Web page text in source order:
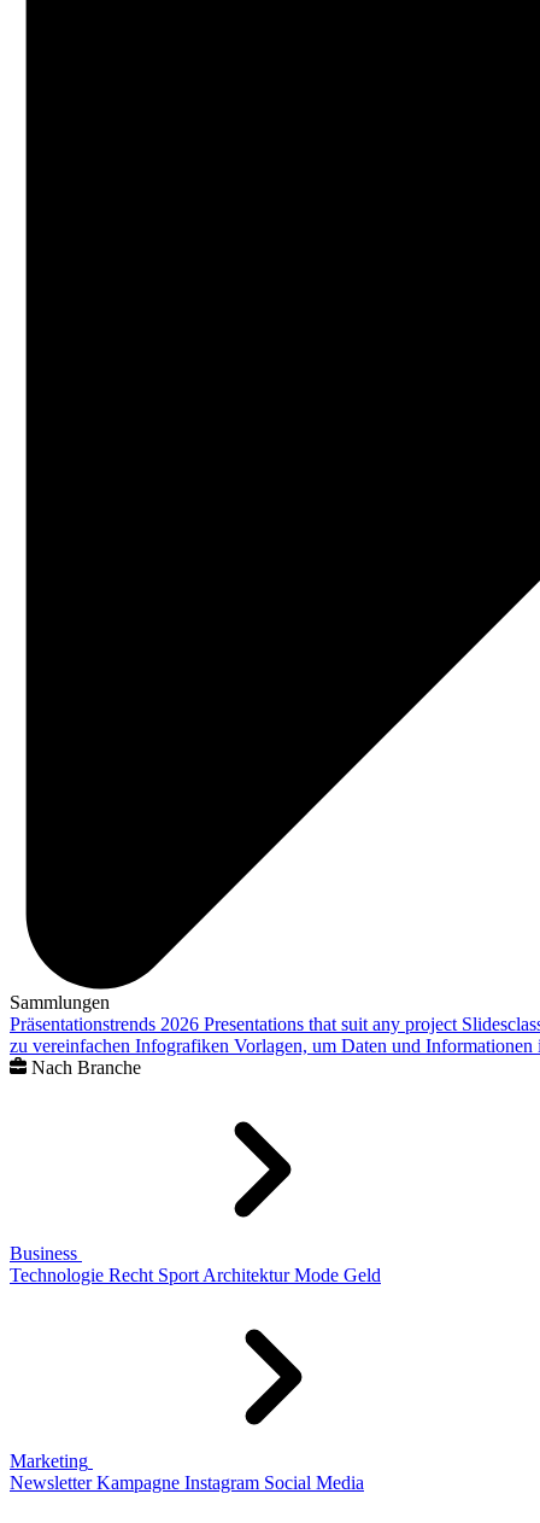
Sammlungen
Präsentationstrends 2026 Presentations that suit any project
zu vereinfachen Infografiken Vorlagen, um Daten und
Nach Branche
Business
Technologie Recht Sport Architektur Mode Geld
Marketing
Newsletter Kampagne Instagram Social Media